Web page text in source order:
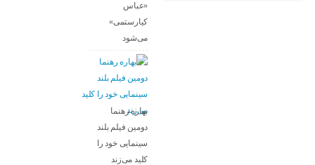
«عباس
کیارستمی»
می‌شود
بهاره رهنما
دومین فیلم بلند
سینمایی خود را
کلید می‌زند